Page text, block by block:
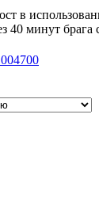
в
40 минут брага